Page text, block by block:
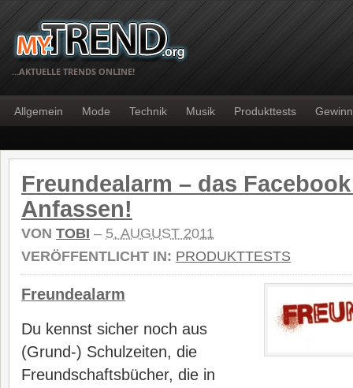
…AKTUELLE TRENDS ONLINE!
Allgemein Mode Technik Musik Produkttests
Freundealarm – das
Anfassen!
VON TOBI – 5. AUGUST 2011
VERÖFFENTLICHT IN: PRODUKTTESTS
Freundealarm
Du kennst sicher noch aus
(Grund-) Schulzeiten, die
Freundschaftsbücher, die in